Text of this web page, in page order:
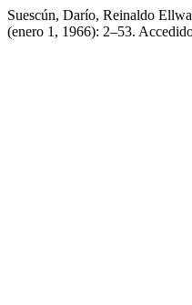
Suescún, Darío, Reinaldo
(enero 1, 1966): 2–53.